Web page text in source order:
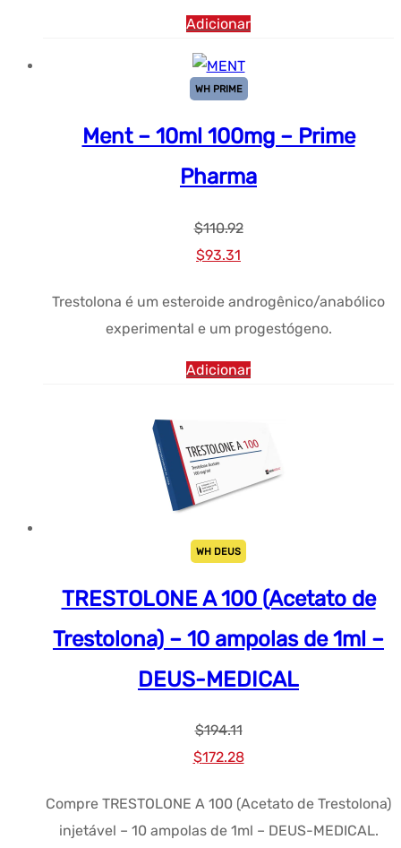
Adicionar
WH PRIME
Ment – 10ml 100mg – Prime
Pharma
$110.92
Preço
era:
$110.92.
$93.31
$93.31.
Trestolona é um esteroide androgênico/anabólico
experimental e um progestógeno.
Adicionar
WH DEUS
TRESTOLONE A 100 (Acetato de
Trestolona) – 10 ampolas de 1ml –
DEUS-MEDICAL
$194.11
Preço
era:
$194.11.
$172.28Preço
$172.28.
Compre TRESTOLONE A 100 (Acetato de Trestolona)
injetável – 10 ampolas de 1ml – DEUS-MEDICAL.